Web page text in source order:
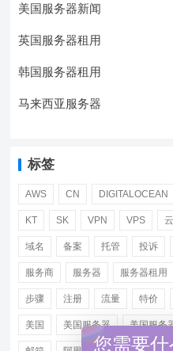
美国服务器新闻
英国服务器租用
韩国服务器租用
马来西亚服务器
标签
AWS CN DIGITALOCEAN
KT SK VPN VPS
域名 备案 托管 投诉
服务商 服务器 服务器租用
步骤 注册 流量 特价
美国 美国服务器 美国服务
您需要